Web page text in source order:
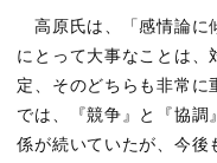
高原氏は、「感情論に
にとって大事なことは、
定、そのどちらも非常に
では、『競争』と『協調
係が続いていたが、今後